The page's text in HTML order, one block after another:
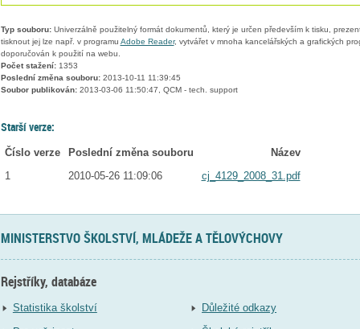
Typ souboru:Univerzálně použitelný formát dokumentů, který je určen především k tisku,
tisknout jej lze např. v programu Adobe Reader, vytvářet v mnoha kancelářských a grafických
doporučován k použití na webu.
Počet stažení:1353
Poslední změna souboru:2013-10-11 11:39:45
Soubor publikován:2013-03-06 11:50:47, QCM - tech. support
Starší verze:
Číslo verze Poslední změna souboru
Název
1
2010-05-26 11:09:06 cj_4129_2008_31.pdf
MINISTERSTVO ŠKOLSTVÍ, MLÁDEŽE A TĚLOVÝCHOVY
Rejstříky, databáze
Statistika školství
Důležité odkazy